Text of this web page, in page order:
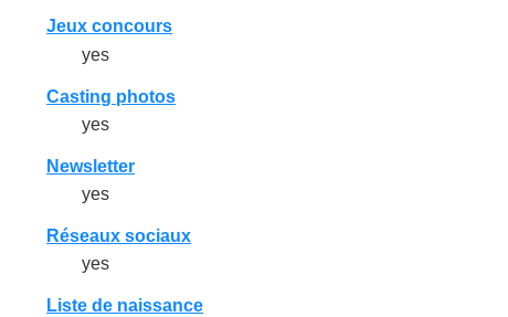
Jeux concours
yes
Casting photos
yes
Newsletter
yes
Réseaux sociaux
yes
Liste de naissance